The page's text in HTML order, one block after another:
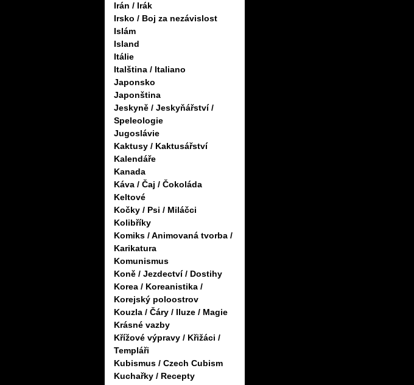
Irán / Irák
Irsko / Boj za nezávislost
Islám
Island
Itálie
Italština / Italiano
Japonsko
Japonština
Jeskyně / Jeskyňářství /
Speleologie
Jugoslávie
Kaktusy / Kaktusářství
Kalendáře
Kanada
Káva / Čaj / Čokoláda
Keltové
Kočky / Psi / Miláčci
Kolibříky
Komiks / Animovaná tvorba /
Karikatura
Komunismus
Koně / Jezdectví / Dostihy
Korea / Koreanistika /
Korejský poloostrov
Kouzla / Čáry / Iluze / Magie
Krásné vazby
Křížové výpravy / Křižáci /
Templáři
Kubismus / Czech Cubism
Kuchařky / Recepty